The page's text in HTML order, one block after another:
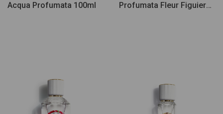
Acqua Profumata 100ml
Profumata Fleur Figuier